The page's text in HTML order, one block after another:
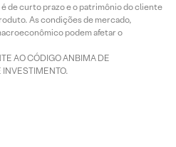
de curto prazo e o patrimônio do cliente
As condições de mercado,
podem afetar o
AO CÓDIGO ANBIMA DE
INVESTIMENTO.